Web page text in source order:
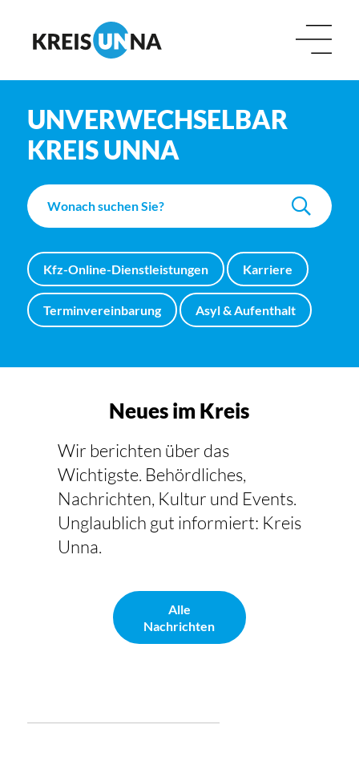
UNVERWECHSELBAR
KREIS UNNA
Kfz-Online-Dienstleistungen Karriere
Terminvereinbarung Asyl & Aufenthalt
Neues im Kreis
Wir berichten über das
Wichtigste. Behördliches,
Nachrichten, Kultur und Events.
Unglaublich gut informiert: Kreis
Unna.
Alle
Nachrichten